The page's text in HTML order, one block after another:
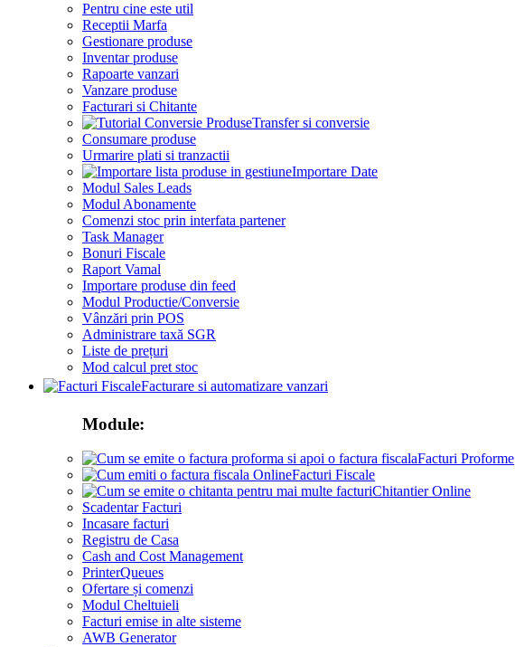
Pentru cine este util
Receptii Marfa
Gestionare produse
Inventar produse
Rapoarte vanzari
Vanzare produse
Facturari si Chitante
Transfer si conversie
Consumare produse
Urmarire plati si tranzactii
Importare Date
Modul Sales Leads
Modul Abonamente
Comenzi stoc prin interfata partener
Task Manager
Bonuri Fiscale
Raport Vamal
Importare produse din feed
Modul Productie/Conversie
Vânzări prin POS
Administrare taxă SGR
Liste de prețuri
Mod calcul pret stoc
Facturare si automatizare vanzari
Module:
Facturi Proforme
Facturi Fiscale
Chitantier Online
Scadentar Facturi
Incasare facturi
Registru de Casa
Cash and Cost Management
PrinterQueues
Ofertare și comenzi
Modul Cheltuieli
Facturi emise in alte sisteme
AWB Generator